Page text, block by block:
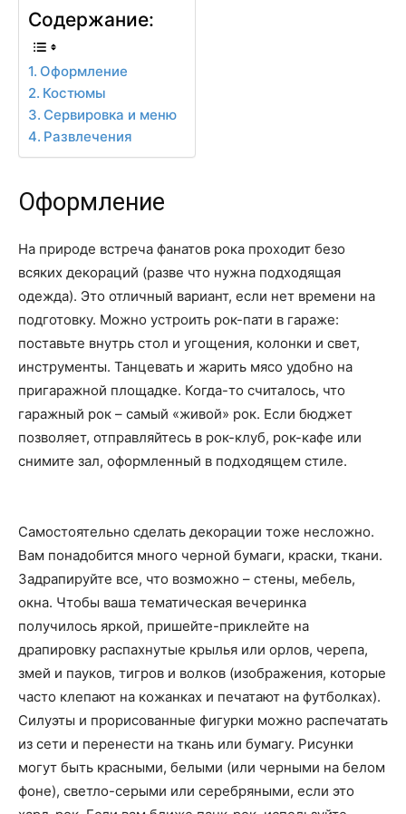
Содержание:
Оформление
Костюмы
Сервировка и меню
Развлечения
Оформление
На природе встреча фанатов рока проходит безо
всяких декораций (разве что нужна подходящая
одежда). Это отличный вариант, если нет времени на
подготовку. Можно устроить рок-пати в гараже:
поставьте внутрь стол и угощения, колонки и свет,
инструменты. Танцевать и жарить мясо удобно на
пригаражной площадке. Когда-то считалось, что
гаражный рок – самый «живой» рок. Если бюджет
позволяет, отправляйтесь в рок-клуб, рок-кафе или
снимите зал, оформленный в подходящем стиле.
Самостоятельно сделать декорации тоже несложно.
Вам понадобится много черной бумаги, краски, ткани.
Задрапируйте все, что возможно – стены, мебель,
окна. Чтобы ваша тематическая вечеринка
получилось яркой, пришейте-приклейте на
драпировку распахнутые крылья или орлов, черепа,
змей и пауков, тигров и волков (изображения, которые
часто клепают на кожанках и печатают на футболках).
Силуэты и прорисованные фигурки можно распечатать
из сети и перенести на ткань или бумагу. Рисунки
могут быть красными, белыми (или черными на белом
фоне), светло-серыми или серебряными, если это